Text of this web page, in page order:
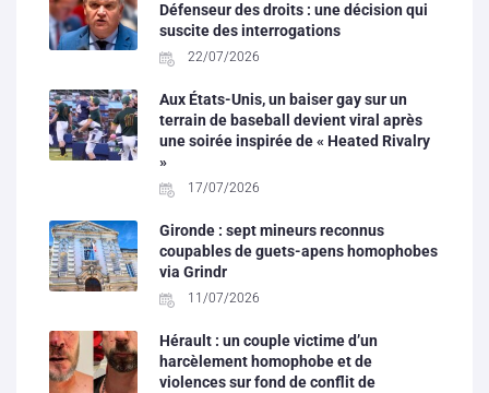
Défenseur des droits : une décision qui
suscite des interrogations
22/07/2026
Aux États-Unis, un baiser gay sur un
terrain de baseball devient viral après
une soirée inspirée de « Heated Rivalry
»
17/07/2026
Gironde : sept mineurs reconnus
coupables de guets-apens homophobes
via Grindr
11/07/2026
Hérault : un couple victime d’un
harcèlement homophobe et de
violences sur fond de conflit de